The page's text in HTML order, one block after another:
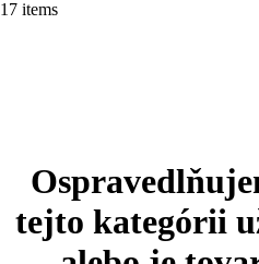
17 items
tejto kategórii